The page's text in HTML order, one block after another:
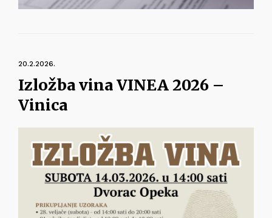
20.2.2026.
Izložba vina VINEA 2026 –
Vinica